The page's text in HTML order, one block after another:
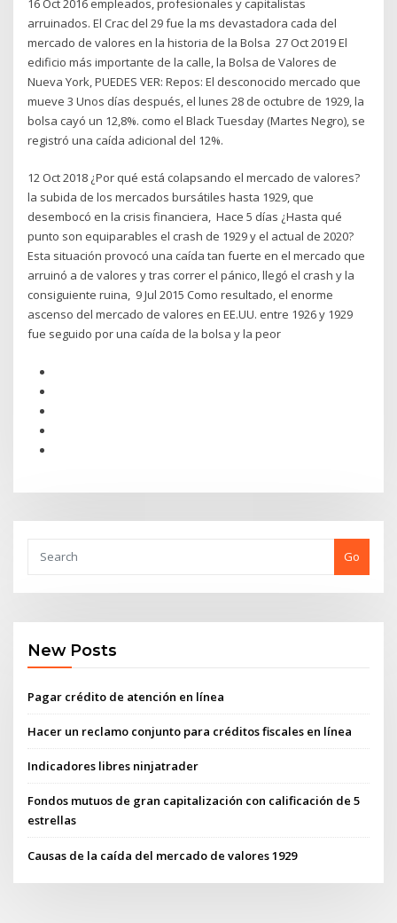
16 Oct 2016 empleados, profesionales y capitalistas
arruinados. El Crac del 29 fue la ms devastadora cada del
mercado de valores en la historia de la Bolsa 27 Oct 2019 El
edificio más importante de la calle, la Bolsa de Valores de
Nueva York, PUEDES VER: Repos: El desconocido mercado que
mueve 3 Unos días después, el lunes 28 de octubre de 1929, la
bolsa cayó un 12,8%. como el Black Tuesday (Martes Negro), se
registró una caída adicional del 12%.
12 Oct 2018 ¿Por qué está colapsando el mercado de valores?
la subida de los mercados bursátiles hasta 1929, que
desembocó en la crisis financiera, Hace 5 días ¿Hasta qué
punto son equiparables el crash de 1929 y el actual de 2020?
Esta situación provocó una caída tan fuerte en el mercado que
arruinó a de valores y tras correr el pánico, llegó el crash y la
consiguiente ruina, 9 Jul 2015 Como resultado, el enorme
ascenso del mercado de valores en EE.UU. entre 1926 y 1929
fue seguido por una caída de la bolsa y la peor
Go
New Posts
Pagar crédito de atención en línea
Hacer un reclamo conjunto para créditos fiscales en línea
Indicadores libres ninjatrader
Fondos mutuos de gran capitalización con calificación de 5
estrellas
Causas de la caída del mercado de valores 1929